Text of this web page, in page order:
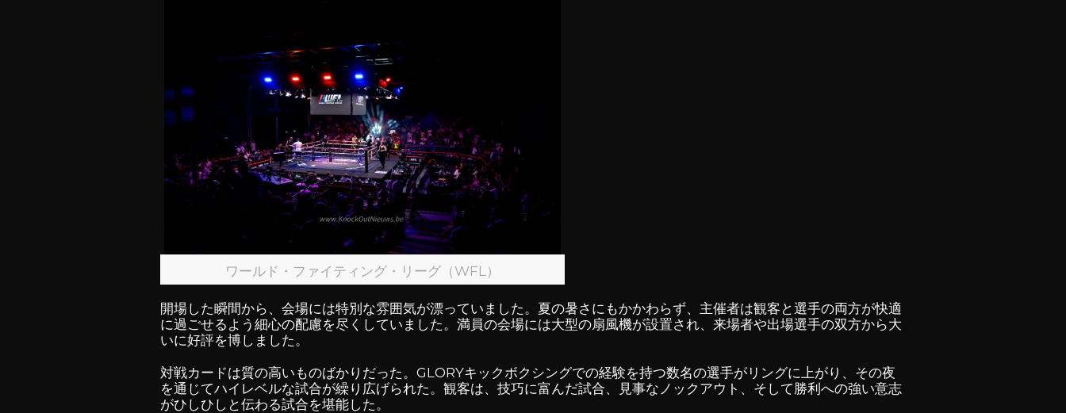
ワールド・ファイティング・リーグ（WFL）
開場した瞬間から、会場には特別な雰囲気が漂っていました。夏の暑さにもかかわらず、主催者は観客と選手の両方が快適
に過ごせるよう細心の配慮を尽くしていました。満員の会場には大型の扇風機が設置され、来場者や出場選手の双方から大
いに好評を博しました。
対戦カードは質の高いものばかりだった。 GLORYキックボクシングでの経験を持つ数名の選手がリングに上がり、その夜
を通じてハイレベルな試合が繰り広げられた。観客は、技巧に富んだ試合、見事なノックアウト、そして勝利への強い意志
がひしひしと伝わる試合を堪能した。